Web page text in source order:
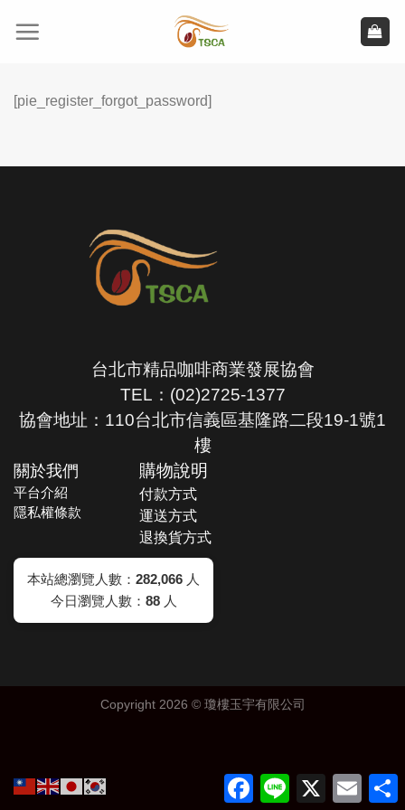
[pie_register_forgot_password]
台北市精品咖啡商業發展協會
TEL：(02)2725-1377
協會地址：110台北市信義區基隆路二段19-1號1
樓
關於我們
平台介紹
隱私權條款
購物說明
付款方式
運送方式
退換貨方式
本站總瀏覽人數： 282,066 人
今日瀏覽人數： 88人
Copyright 2026 © 瓊樓玉宇有限公司
Facebook
Line X Email